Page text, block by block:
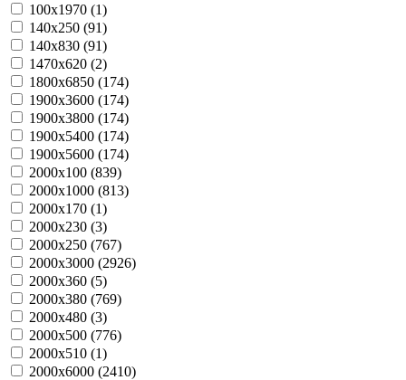
100х1970 (1)
140х250 (91)
140х830 (91)
1470х620 (2)
1800х6850 (174)
1900х3600 (174)
1900х3800 (174)
1900х5400 (174)
1900х5600 (174)
2000х100 (839)
2000х1000 (813)
2000х170 (1)
2000х230 (3)
2000х250 (767)
2000х3000 (2926)
2000х360 (5)
2000х380 (769)
2000х480 (3)
2000х500 (776)
2000х510 (1)
2000х6000 (2410)